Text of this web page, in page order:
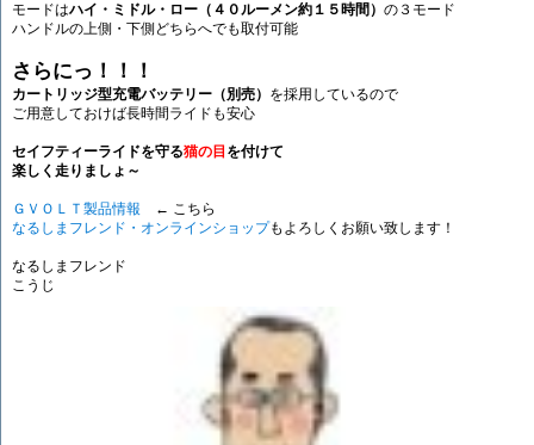
モードはハイ・ミドル・ロー（４０ルーメン約１５時間） の３モード
ハンドルの上側・下側どちらへでも取付可能
さらにっ！！！
カートリッジ型充電バッテリー（別売） を採用しているので
ご用意しておけば長時間ライドも安心
セイフティーライドを守る猫の目 を付けて
楽しく走りましょ～
ＧＶＯＬＴ製品情報 ← こちら
なるしまフレンド・オンラインショップもよろしくお願い致します！
なるしまフレンド
こうじ